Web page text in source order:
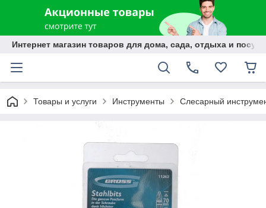
Интернет магазин товаров для дома, сада, отдыха и
Товары и услуги Инструменты Слесарный